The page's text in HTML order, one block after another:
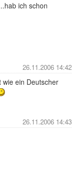
ich schon
26.11.2006 14:42
wie ein Deutscher
26.11.2006 14:43